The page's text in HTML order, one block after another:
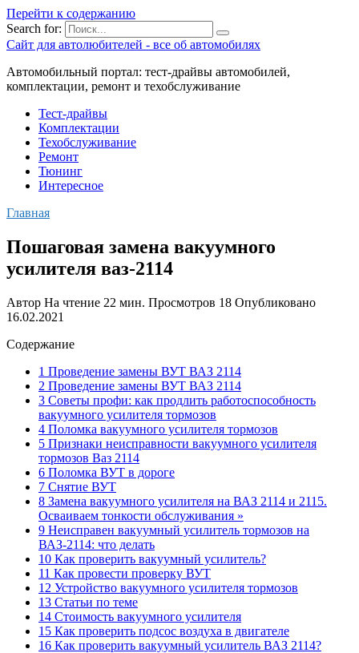
Перейти к содержанию
Search for:
Сайт для автолюбителей - все об автомобилях
Автомобильный портал: тест-драйвы автомобилей,
комплектации, ремонт и техобслуживание
Тест-драйвы
Комплектации
Техобслуживание
Ремонт
Тюнинг
Интересное
Главная
Пошаговая замена вакуумного
усилителя ваз-2114
Автор На чтение 22 мин. Просмотров 18 Опубликовано
16.02.2021
Содержание
1 Проведение замены ВУТ ВАЗ 2114
2 Проведение замены ВУТ ВАЗ 2114
3 Советы профи: как продлить работоспособность
вакуумного усилителя тормозов
4 Поломка вакуумного усилителя тормозов
5 Признаки неисправности вакуумного усилителя
тормозов Ваз 2114
6 Поломка ВУТ в дороге
7 Снятие ВУТ
8 Замена вакуумного усилителя на ВАЗ 2114 и 2115.
Осваиваем тонкости обслуживания »
9 Неисправен вакуумный усилитель тормозов на
ВАЗ-2114: что делать
10 Как проверить вакуумный усилитель?
11 Как провести проверку ВУТ
12 Устройство вакуумного усилителя тормозов
13 Статьи по теме
14 Стоимость вакуумного усилителя
15 Как проверить подсос воздуха в двигателе
16 Как проверить вакуумный усилитель ВАЗ 2114?